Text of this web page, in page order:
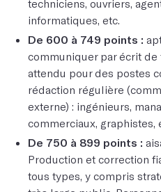
techniciens, ouvriers,
informatiques, etc.
De 600 à 749 points :
communiquer par écrit de
attendu pour des postes
rédaction régulière
externe) : ingénieurs,
commerciaux, graphistes,
De 750 à 899 points :
Production et correction
tous types, y compris